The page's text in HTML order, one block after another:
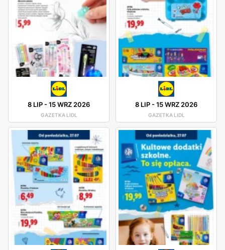
8 LIP-15 WRZ 2026
GAZETKA LIDL
8 LIP-15 WRZ 2026
GAZETKA LIDL